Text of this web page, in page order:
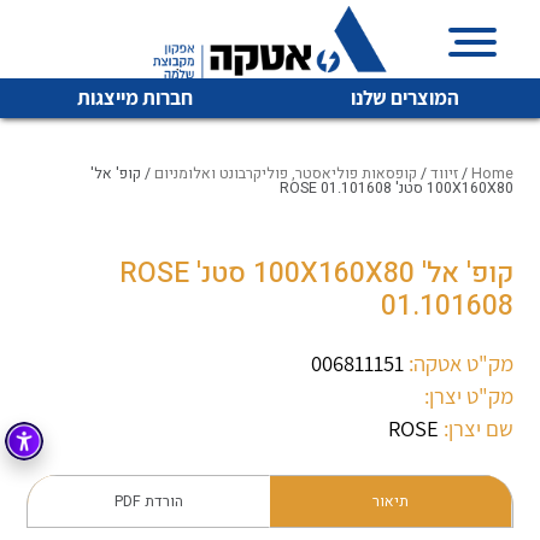
המוצרים שלנו חברות מייצגות
איכות | שרות | זמינות
אטקה בע”מ היא החברה הגדולה והמובילה בישראל בשיווק
מיתוג, בקרה , ואינסטלציה חשמלית ופעילה ב7 תחומים:
חשמל
קופסאות וארונות לחשמל, בקרה ואלקטרוניקה
לכל מוצרי היצרן לכל מוצרי היצרן
לכל מוצרי היצרן לכל מוצרי היצרן
Home
/זיווד/ קופסאות פוליאסטר, פוליקרבונט ואלומניום / קופ' אל'
100X160X80 סטנ' ROSE 01.101608
קופ' אל' 100X160X80 סטנ' ROSE
01.101608
מק"ט אטקה: 006811151
מק"ט יצרן:
שם יצרן: ROSE
תיאור הורדת PDF